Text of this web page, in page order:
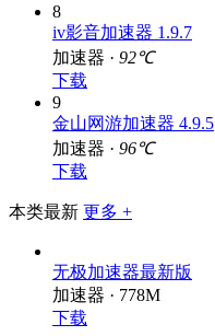
8
iv影音加速器 1.9.7
加速器 · 92℃
下载
9
金山网游加速器 4.9.5
加速器 · 96℃
下载
本类最新 更多 +
无极加速器最新版
加速器 · 778M
下载